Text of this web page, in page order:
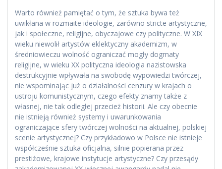
Warto również pamiętać o tym, że sztuka bywa też
uwikłana w rozmaite ideologie, zarówno stricte artystyczne,
jak i społeczne, religijne, obyczajowe czy polityczne. W XIX
wieku niewolił artystów eklektyczny akademizm, w
średniowieczu wolność ograniczać mogły dogmaty
religijne, w wieku XX polityczna ideologia nazistowska
destrukcyjnie wpływała na swobodę wypowiedzi twórczej,
nie wspominając już o działalności cenzury w krajach o
ustroju komunistycznym, czego efekty znamy także z
własnej, nie tak odległej przecież historii. Ale czy obecnie
nie istnieją również systemy i uwarunkowania
ograniczające sfery twórczej wolności na aktualnej, polskiej
scenie artystycznej? Czy przykładowo w Polsce nie istnieje
współcześnie sztuka oficjalna, silnie popierana przez
prestiżowe, krajowe instytucje artystyczne? Czy przesądy